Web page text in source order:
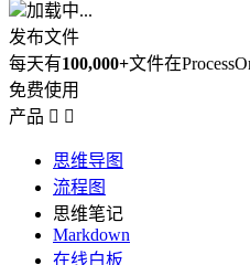
加载中...
发布文件
每天有100,000+文件在
免费使用
产品  
思维导图
流程图
思维笔记
Markdown
在线白板